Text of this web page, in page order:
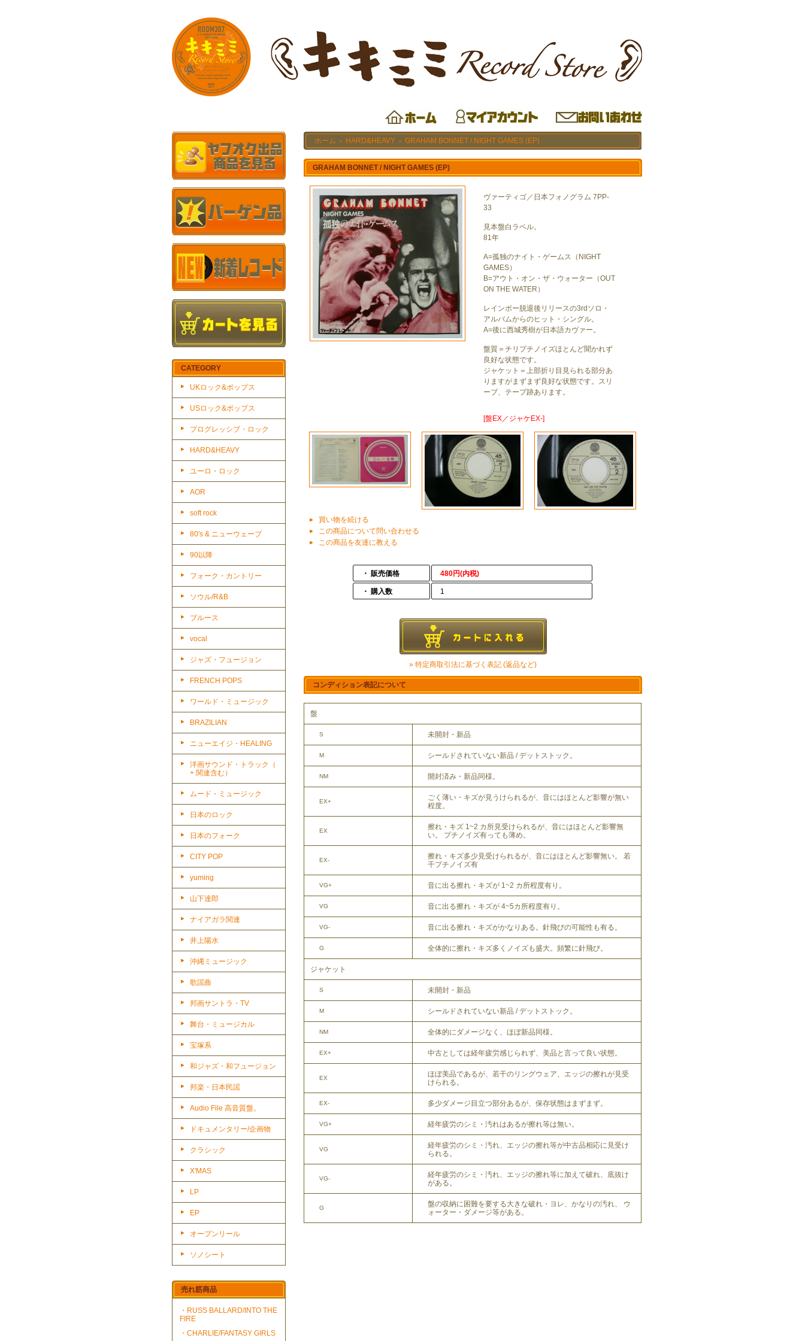
CATEGORY
UKロック&ポップス
USロック&ポップス
プログレッシブ・ロック
HARD&HEAVY
ユーロ・ロック
AOR
soft rock
80's & ニューウェーブ
90以降
フォーク・カントリー
ソウル/R&B
ブルース
vocal
ジャズ・フュージョン
FRENCH POPS
ワールド・ミュージック
BRAZILIAN
ニューエイジ・HEALING
洋画サウンド・トラック（
+ 関連含む）
ムード・ミュージック
日本のロック
日本のフォーク
CITY POP
yuming
山下達郎
ナイアガラ関連
井上陽水
沖縄ミュージック
歌謡曲
邦画サントラ・TV
舞台・ミュージカル
宝塚系
和ジャズ・和フュージョン
邦楽・日本民謡
Audio File 高音質盤。
ドキュメンタリー/企画物
クラシック
X'MAS
LP
EP
オープンリール
ソノシート
売れ筋商品
・RUSS BALLARD/INTO THE
FIRE
・CHARLIE/FANTASY GIRLS
ホーム ＞ HARD&HEAVY ＞ GRAHAM BONNET / NIGHT GAMES (EP)
GRAHAM BONNET / NIGHT GAMES (EP)
ヴァーティゴ／日本フォノグラム 7PP-
33
見本盤白ラベル。
81年
A=孤独のナイト・ゲームス（NIGHT
GAMES）
B=アウト・オン・ザ・ウォーター（OUT
ON THE WATER）
レインボー脱退後リリースの3rdソロ・
アルバムからのヒット・シングル。
A=後に西城秀樹が日本語カヴァー。
盤質＝チリプチノイズほとんど聞かれず
良好な状態です。
ジャケット＝上部折り目見られる部分あ
りますがまずまず良好な状態です。スリ
ーブ、テープ跡あります。
[盤EX／ジャケEX-]
買い物を続ける
この商品について問い合わせる
この商品を友達に教える
・ 販売価格 480円(内税)
・ 購入数 1
» 特定商取引法に基づく表記 (返品など)
コンディション表記について
盤
S 未開封・新品
M シールドされていない新品 / デットストック。
NM 開封済み・新品同様。
EX+
ごく薄い・キズが見うけられるが、音にはほとんど影響が無い
程度。
EX
擦れ・キズ 1~2 カ所見受けられるが、音にはほとんど影響無
い。 プチノイズ有っても薄め。
EX-
擦れ・キズ多少見受けられるが、音にはほとんど影響無い。 若
干プチノイズ有
VG+ 音に出る擦れ・キズが 1~2 カ所程度有り。
VG 音に出る擦れ・キズが 4~5カ所程度有り。
VG- 音に出る擦れ・キズがかなりある。針飛びの可能性も有る。
G 全体的に擦れ・キズ多くノイズも盛大。頻繁に針飛び。
ジャケット
S 未開封・新品
M シールドされていない新品 / デットストック。
NM 全体的にダメージなく、ほぼ新品同様。
EX+ 中古としては経年疲労感じられず、美品と言って良い状態。
EX
ほぼ美品であるが、若干のリングウェア、エッジの擦れが見受
けられる。
EX- 多少ダメージ目立つ部分あるが、保存状態はまずまず。
VG+ 経年疲労のシミ・汚れはあるが擦れ等は無い。
VG
経年疲労のシミ・汚れ、エッジの擦れ等が中古品相応に見受け
られる。
VG-
経年疲労のシミ・汚れ、エッジの擦れ等に加えて破れ、底抜け
がある。
G
盤の収納に困難を要する大きな破れ・ヨレ、かなりの汚れ、 ウ
ォーター・ダメージ等がある。